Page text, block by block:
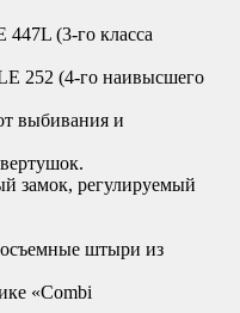
(3-го класса
252 (4-го наивысшего
выбивания и
замок, регулируемый
штыри из
«Combi